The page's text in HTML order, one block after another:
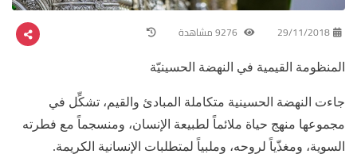
29/11/2018
المنظومة القيمية في النهضة الحسينيّة
جاءت النهضة الحسينية متكاملة المبادئ والقيم، تشكِّل في
مجموعها منهج حياة ملائماً لطبيعة الإنسان، ومنسجماً مع فطرته
السوية، ومغذّياً لروحه، وملبياً لمتطلبات الإنسانية الكريمة.